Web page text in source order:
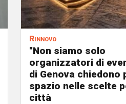
Rinnovo
"Non siamo solo
organizzatori di
di Genova chiedono
spazio nelle scelte
città